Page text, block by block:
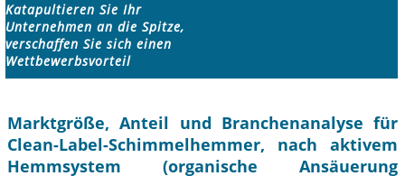
Katapultieren Sie Ihr
Unternehmen an die Spitze,
verschaffen Sie sich einen
Wettbewerbsvorteil
Marktgröße, Anteil und Branchenanalyse für
Clean-Label-Schimmelhemmer, nach aktivem
Hemmsystem (organische Ansäuerung